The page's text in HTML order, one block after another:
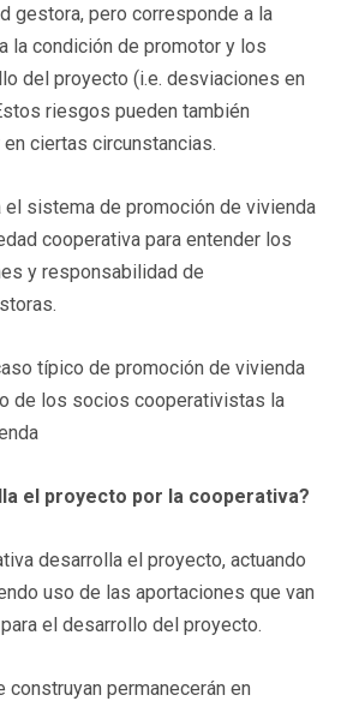
gestora, pero corresponde a la
la condición de promotor y los
del proyecto (i.e. desviaciones en
riesgos pueden también
ciertas circunstancias.
el sistema de promoción de vivienda
cooperativa para entender los
y responsabilidad de
típico de promoción de vivienda
de los socios cooperativistas la
el proyecto por la cooperativa?
desarrolla el proyecto, actuando
uso de las aportaciones que van
el desarrollo del proyecto.
permanecerán en